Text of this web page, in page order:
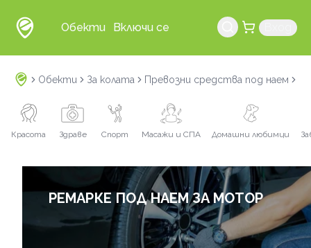
Обекти Включи се
Обекти За колата Превозни средства под наем
Красота Здраве Спорт Масажи и СПА Домашни любимци
РЕМАРКЕ ПОД НАЕМ ЗА МОТОР